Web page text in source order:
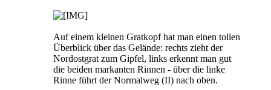
Auf einem kleinen Gratkopf hat man einen tollen
Überblick über das Gelände: rechts zieht der
Nordostgrat zum Gipfel, links erkennt man gut
die beiden markanten Rinnen - über die linke
Rinne führt der Normalweg (II) nach oben.